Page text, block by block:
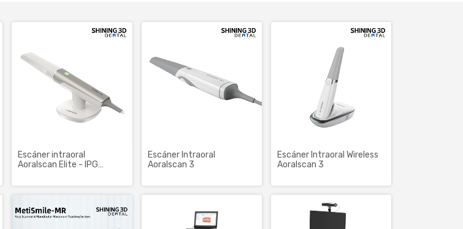
Escáner intraoral
Aoralscan Elite - IPG
Escáner Intraoral
Aoralscan 3
Escáner Intraoral Wireless
Aoralscan 3